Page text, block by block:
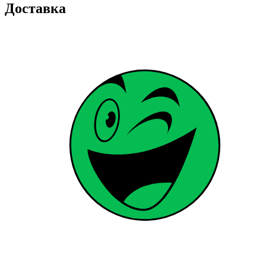
Доставка